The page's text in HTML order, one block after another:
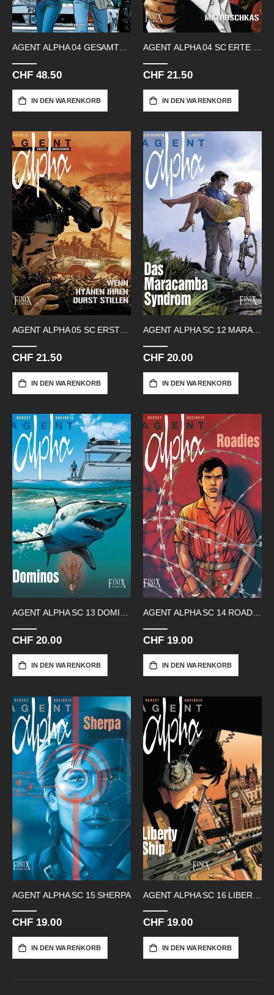
AGENT ALPHA 04 GESAMTAUSGABE
CHF 48.50
IN DEN WARENKORB
CHF 21.50
IN DEN WARENKORB
AGENT ALPHA 05 SC ERSTE MISSIONEN
CHF 21.50
IN DEN WARENKORB
AGENT ALPHA SC 12 MARACAMBA SYNDROM
CHF 20.00
IN DEN WARENKORB
CHF 20.00
IN DEN WARENKORB
AGENT ALPHA SC 14 ROADIES
CHF 19.00
IN DEN WARENKORB
AGENT ALPHA SC 15 SHERPA
CHF 19.00
IN DEN WARENKORB
CHF 19.00
IN DEN WARENKORB